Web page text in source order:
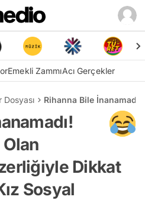
Emekli ZammıAcı Gerçekler
Dosyası Rihanna Bile
Olan
Dikkat
Sosyal